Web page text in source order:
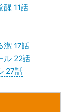
醒 11話
潔 17話
ル 22話
27話